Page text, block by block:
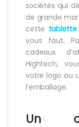
sociétés qui
de grande
cette
vous faut.
cadeaux
Hightech,
votre logo ou
l’emballage.
Un